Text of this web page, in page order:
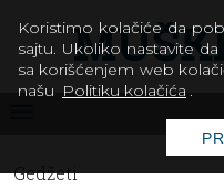
Gedžeti
Koristimo kolačiće da
sajtu. Ukoliko nastavite
sa korišćenjem web
našu Politiku kolačića .